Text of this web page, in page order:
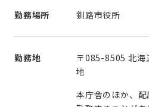
勤務場所 釧路市役所
勤務地
〒085-8505 北海
地
本庁舎のほか、